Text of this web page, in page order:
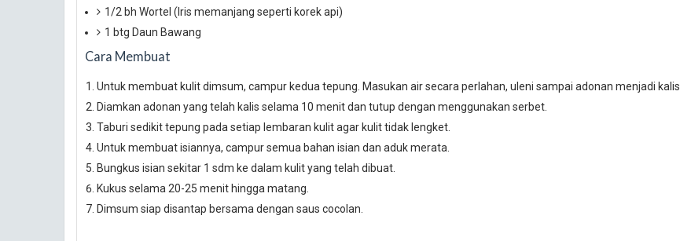
1/2 bh Wortel (Iris memanjang seperti korek api)
1 btg Daun Bawang
Cara Membuat
Untuk membuat kulit dimsum, campur kedua tepung. Masukan air secara perlahan, uleni sampai adonan menjadi kalis.
Diamkan adonan yang telah kalis selama 10 menit dan tutup dengan menggunakan serbet.
Taburi sedikit tepung pada setiap lembaran kulit agar kulit tidak lengket.
Untuk membuat isiannya, campur semua bahan isian dan aduk merata.
Bungkus isian sekitar 1 sdm ke dalam kulit yang telah dibuat.
Kukus selama 20-25 menit hingga matang.
Dimsum siap disantap bersama dengan saus cocolan.